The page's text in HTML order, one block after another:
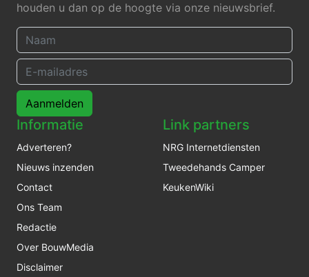
houden u dan op de hoogte via onze nieuwsbrief.
Aanmelden
Informatie
Adverteren?
Nieuws inzenden
Contact
Ons Team
Redactie
Over BouwMedia
Disclaimer
Link partners
NRG Internetdiensten
Tweedehands Camper
KeukenWiki